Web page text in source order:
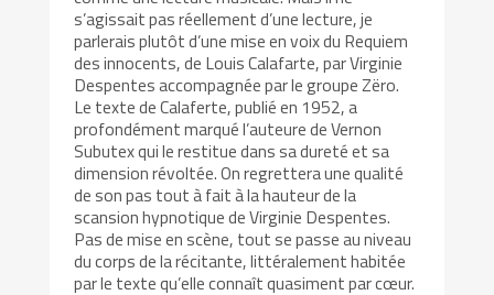
s’agissait pas réellement d’une lecture, je
parlerais plutôt d’une mise en voix du Requiem
des innocents, de Louis Calafarte, par Virginie
Despentes accompagnée par le groupe Zëro.
Le texte de Calaferte, publié en 1952, a
profondément marqué l’auteure de Vernon
Subutex qui le restitue dans sa dureté et sa
dimension révoltée. On regrettera une qualité
de son pas tout à fait à la hauteur de la
scansion hypnotique de Virginie Despentes.
Pas de mise en scène, tout se passe au niveau
du corps de la récitante, littéralement habitée
par le texte qu’elle connaît quasiment par cœur.